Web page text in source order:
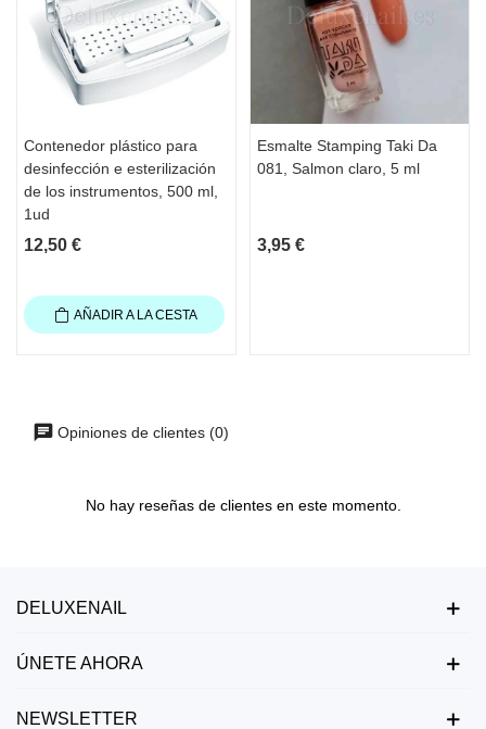
Contenedor plástico para
desinfección e esterilización
de los instrumentos, 500 ml,
1ud
12,50 €
AÑADIR A LA CESTA
Esmalte Stamping Taki Da
081, Salmon claro, 5 ml
3,95 €
Opiniones de clientes (0)
No hay reseñas de clientes en este momento.
DELUXENAIL
ÚNETE AHORA
NEWSLETTER